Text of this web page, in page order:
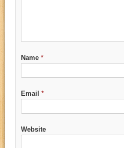
Name *
Email *
Website